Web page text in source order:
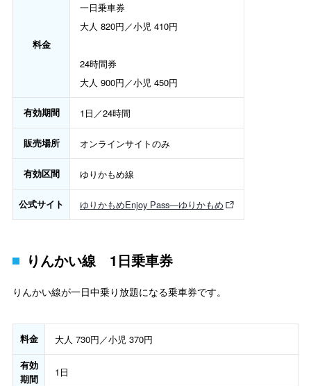
料金
一日乗車券
大人 820円／小児 410円
24時間券
大人 900円／小児 450円
有効期間 1日／24時間
販売場所 オンラインサイトのみ
有効区間 ゆりかもめ線
公式サイト ゆりかもめEnjoy Pass―ゆりかもめ
りんかい線 1日乗車券
りんかい線が一日中乗り放題になる乗車券です。
料金
大人 730円／小児 370円
有効
期間
1日